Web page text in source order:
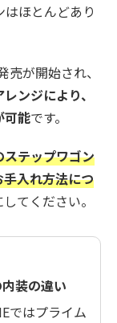
ほとんどあり
が開始され、
ンジにより、
可能です。
テップワゴン
入れ方法につ
てください。
装の違い
ではプライム